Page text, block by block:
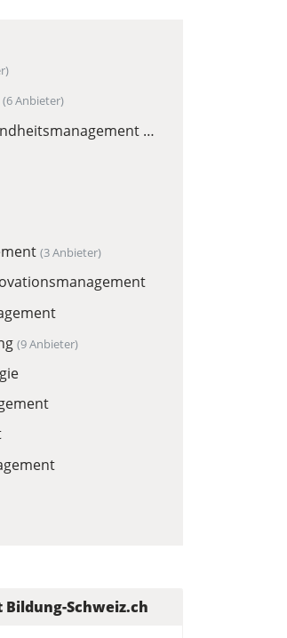
(6 Anbieter)
(2 Anbieter)
(3 Anbieter)
(9 Anbieter)
Schweiz.ch